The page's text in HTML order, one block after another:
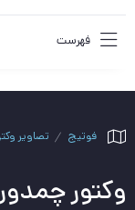
فهرست
فوتیج تصاویر